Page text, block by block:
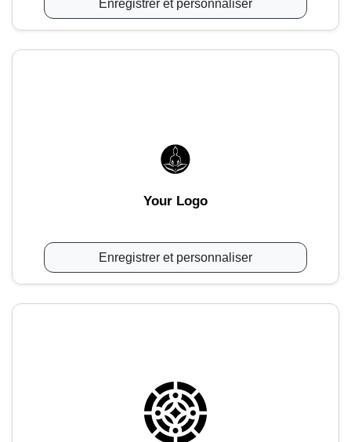
Enregistrer et personnaliser
Your Logo
Enregistrer et personnaliser